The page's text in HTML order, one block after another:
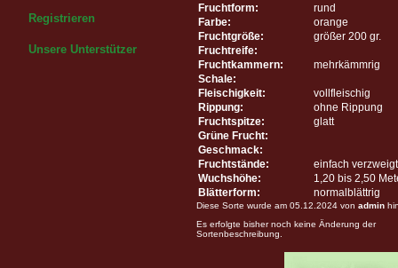
Registrieren
Unsere Unterstützer
Fruchtform:
rund
Farbe:
orange
Fruchtgröße:
größer 200 gr.
Fruchtreife:
Fruchtkammern:
mehrkämmrig
Schale:
Fleischigkeit:
vollfleischig
Rippung:
ohne Rippung
Fruchtspitze:
glatt
Grüne Frucht:
Geschmack:
Fruchtstände:
einfach verzweigt
Wuchshöhe:
1,20 bis 2,50
Blätterform:
normalblättrig
Diese Sorte wurde am 05.12.2024 von admin
Es erfolgte bisher noch keine Änderung der
Sortenbeschreibung.